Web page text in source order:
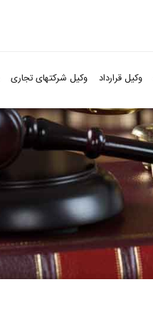
وکیل قرارداد وکیل شرکتهای تجاری